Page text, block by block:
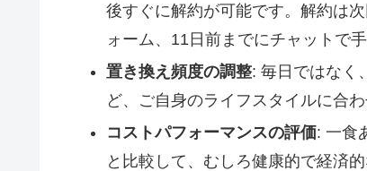
後すぐに解約が可能です。解約は
ォーム、11日前までにチャットで
置き換え頻度の調整: 毎日ではなく
ど、ご自身のライフスタイルに合
コストパフォーマンスの評価: 一食
と比較して、むしろ健康的で経済